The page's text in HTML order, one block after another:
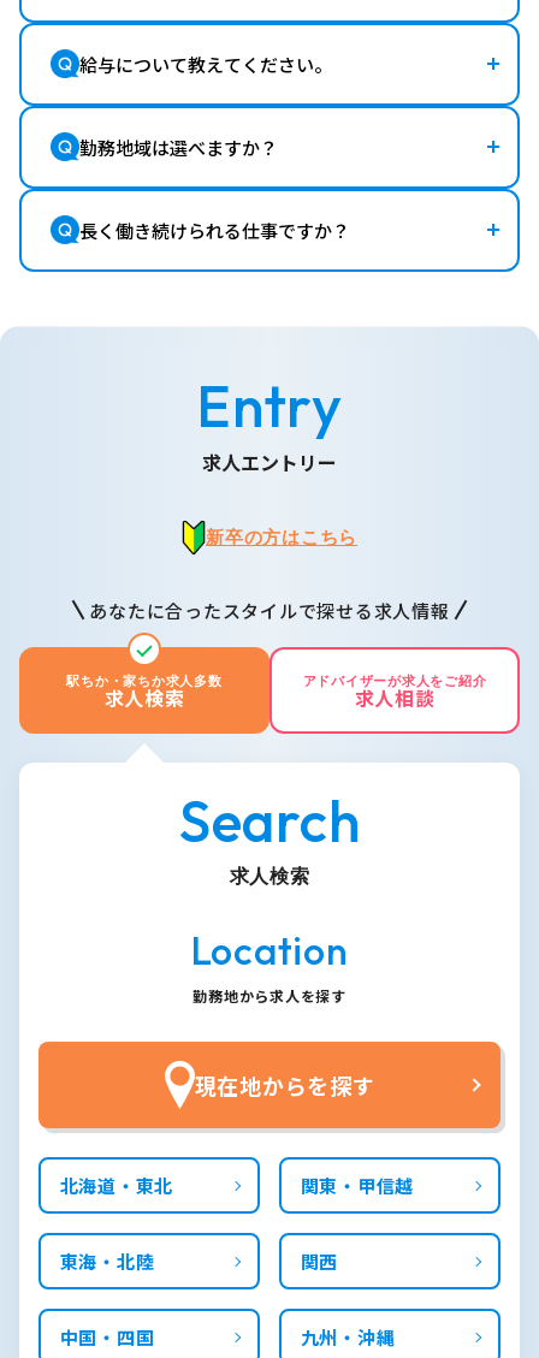
給与について教えてください。
勤務地域は選べますか？
長く働き続けられる仕事ですか？
Entry
求人エントリー
新卒の方はこちら
あなたに合ったスタイルで探せる求人情報
駅ちか・家ちか求人多数
求人検索
アドバイザーが求人をご紹介
求人相談
Search
求人検索
Location
勤務地から求人を探す
現在地からを探す
北海道・東北 関東・甲信越
東海・北陸 関西
中国・四国 九州・沖縄